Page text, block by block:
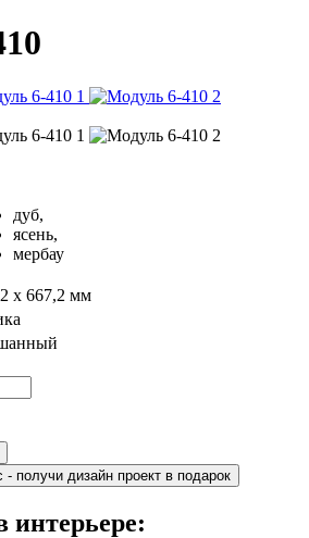
дуб,
ясень,
мербау
x 667,2 мм
получи дизайн проект в подарок
интерьере: